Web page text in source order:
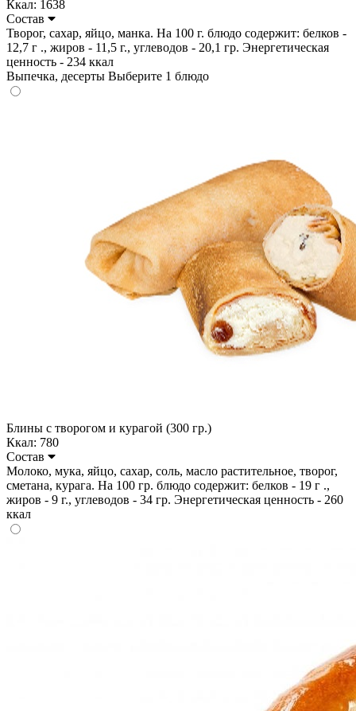
Ккал: 1638
Состав
Творог, сахар, яйцо, манка. На 100 г. блюдо содержит: белков -
12,7 г ., жиров - 11,5 г., углеводов - 20,1 гр. Энергетическая
ценность - 234 ккал
Выпечка, десерты Выберите 1 блюдо
Блины с творогом и курагой (300 гр.)
Ккал: 780
Состав
Молоко, мука, яйцо, сахар, соль, масло растительное, творог,
сметана, курага. На 100 гр. блюдо содержит: белков - 19 г .,
жиров - 9 г., углеводов - 34 гр. Энергетическая ценность - 260
ккал